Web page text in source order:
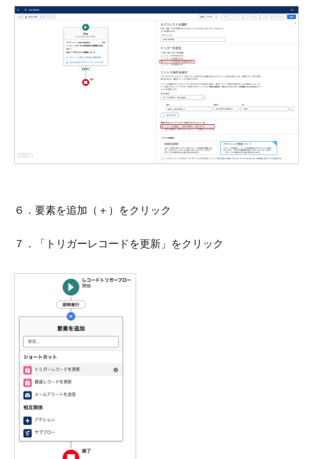
６．要素を追加（＋）をクリック
７．「トリガーレコードを更新」をクリック